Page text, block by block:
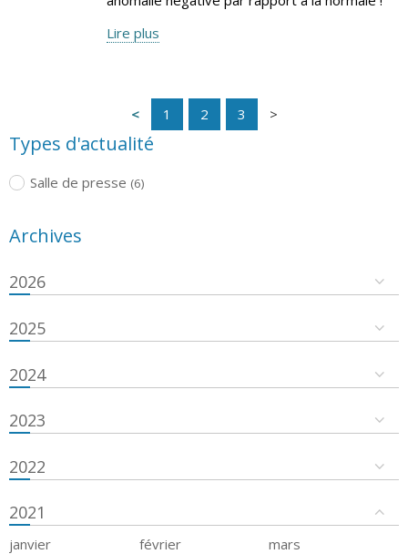
Lire plus
1 2 3
Types d'actualité
Salle de presse (6)
Archives
2026
2025
2024
2023
2022
2021
janvier février
mars